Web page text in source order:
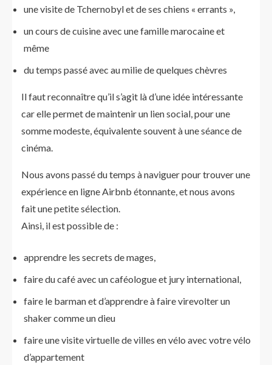
une visite de Tchernobyl et de ses chiens « errants »,
un cours de cuisine avec une famille marocaine et
même
du temps passé avec au milie de quelques chèvres
Il faut reconnaître qu’il s’agit là d’une idée intéressante
car elle permet de maintenir un lien social, pour une
somme modeste, équivalente souvent à une séance de
cinéma.
Nous avons passé du temps à naviguer pour trouver une
expérience en ligne Airbnb étonnante, et nous avons
fait une petite sélection.
Ainsi, il est possible de :
apprendre les secrets de mages,
faire du café avec un caféologue et jury international,
faire le barman et d’apprendre à faire virevolter un
shaker comme un dieu
faire une visite virtuelle de villes en vélo avec votre vélo
d’appartement